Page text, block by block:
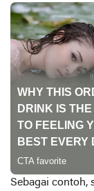
Sebagai contoh,